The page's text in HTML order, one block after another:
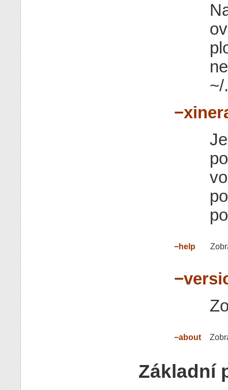
−help
−about
Základní